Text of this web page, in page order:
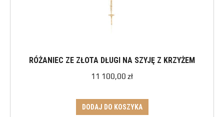
RÓŻANIEC ZE ZŁOTA DŁUGI NA SZYJĘ Z KRZYŻEM
11 100,00 zł
DODAJ DO KOSZYKA